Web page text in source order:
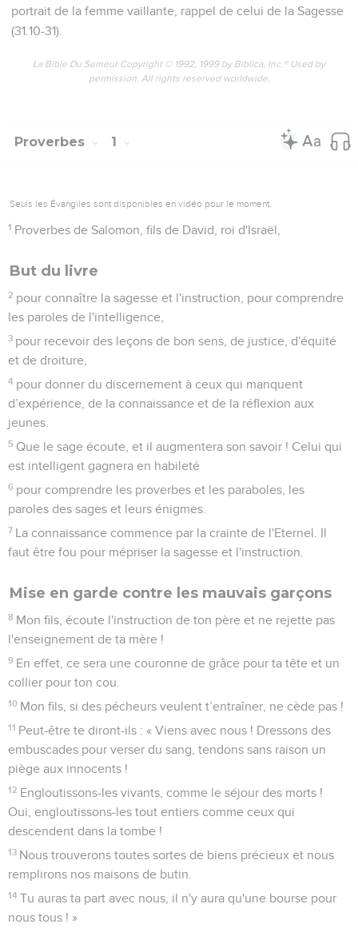
portrait de la femme vaillante, rappel de celui de la Sagesse
(31.10-31).
La Bible Du Semeur Copyright © 1992, 1999 by Biblica, Inc.® Used by
permission. All rights reserved worldwide.
Proverbes 1
Seuls les Évangiles sont disponibles en vidéo pour le moment.
1 Proverbes de Salomon, fils de David, roi d'Israël,
But du livre
2 pour connaître la sagesse et l'instruction, pour comprendre
les paroles de l'intelligence,
3 pour recevoir des leçons de bon sens, de justice, d'équité
et de droiture,
4 pour donner du discernement à ceux qui manquent
d’expérience, de la connaissance et de la réflexion aux
jeunes.
5 Que le sage écoute, et il augmentera son savoir ! Celui qui
est intelligent gagnera en habileté
6 pour comprendre les proverbes et les paraboles, les
paroles des sages et leurs énigmes.
7 La connaissance commence par la crainte de l'Eternel. Il
faut être fou pour mépriser la sagesse et l'instruction.
Mise en garde contre les mauvais garçons
8 Mon fils, écoute l'instruction de ton père et ne rejette pas
l'enseignement de ta mère !
9 En effet, ce sera une couronne de grâce pour ta tête et un
collier pour ton cou.
10 Mon fils, si des pécheurs veulent t’entraîner, ne cède pas !
11 Peut-être te diront-ils : « Viens avec nous ! Dressons des
embuscades pour verser du sang, tendons sans raison un
piège aux innocents !
12 Engloutissons-les vivants, comme le séjour des morts !
Oui, engloutissons-les tout entiers comme ceux qui
descendent dans la tombe !
13 Nous trouverons toutes sortes de biens précieux et nous
remplirons nos maisons de butin.
14 Tu auras ta part avec nous, il n'y aura qu'une bourse pour
nous tous ! »